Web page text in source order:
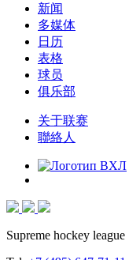
新闻
多媒体
日历
表格
球员
俱乐部
关于联赛
聯絡人
Supreme hockey league